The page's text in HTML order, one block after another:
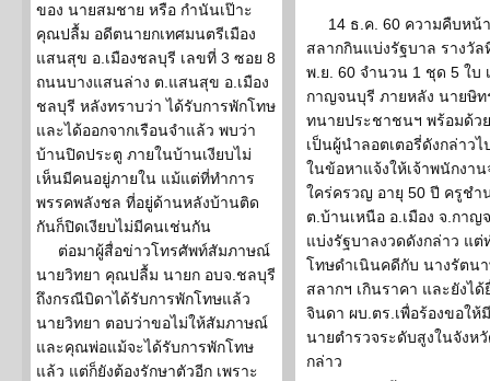
ของ นายสมชาย หรือ กำนันเป๊าะ
คุณปลื้ม อดีตนายกเทศมนตรีเมือง
แสนสุข อ.เมืองชลบุรี เลขที่ 3 ซอย 8
ถนนบางแสนล่าง ต.แสนสุข อ.เมือง
ชลบุรี หลังทราบว่า ได้รับการพักโทษ
และได้ออกจากเรือนจำแล้ว พบว่า
บ้านปิดประตู ภายในบ้านเงียบไม่
เห็นมีคนอยู่ภายใน แม้แต่ที่ทำการ
พรรคพลังชล ที่อยู่ด้านหลังบ้านติด
กันก็ปิดเงียบไม่มีคนเช่นกัน
ต่อมาผู้สื่อข่าวโทรศัพท์สัมภาษณ์
นายวิทยา คุณปลื้ม นายก อบจ.ชลบุรี
ถึงกรณีบิดาได้รับการพักโทษแล้ว
นายวิทยา ตอบว่าขอไม่ให้สัมภาษณ์
และคุณพ่อแม้จะได้รับการพักโทษ
แล้ว แต่ก็ยังต้องรักษาตัวอีก เพราะ
14 ธ.ค. 60 ความคืบหน้
สลากกินแบ่งรัฐบาล รางวัล
พ.ย. 60 จำนวน 1 ชุด 5 ใบ
กาญจนบุรี ภายหลัง นายษิท
ทนายประชาชนฯ พร้อมด้ว
เป็นผู้นำลอตเตอรี่ดังกล่าว
ในข้อหาแจ้งให้เจ้าพนักงา
ใคร่ครวญ อายุ 50 ปี ครูชำ
ต.บ้านเหนือ อ.เมือง จ.กาญ
แบ่งรัฐบาลงวดดังกล่าว แ
โทษดำเนินคดีกับ นางรัตน
สลากฯ เกินราคา และยังไ
จินดา ผบ.ตร.เพื่อร้องขอใ
นายตำรวจระดับสูงในจังห
กล่าว